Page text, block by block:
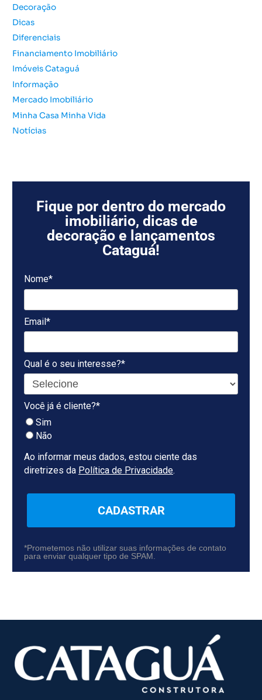
p
o
r
:
Decoração
Dicas
Diferenciais
Financiamento Imobiliário
Imóveis Cataguá
Informação
Mercado Imobiliário
Minha Casa Minha Vida
Notícias
Fique por dentro do mercado
imobiliário, dicas de
decoração e lançamentos
Cataguá!
Nome*
Email*
Qual é o seu interesse?*
Você já é cliente?*
Sim
Não
Ao informar meus dados, estou ciente das
diretrizes da Política de Privacidade.
CADASTRAR
*Prometemos não utilizar suas informações de contato
para enviar qualquer tipo de SPAM.